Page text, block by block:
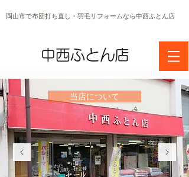
岡山市で布団打ち直し・羽毛リフォームなら中西ふとん店
中西ふとん店
当店について